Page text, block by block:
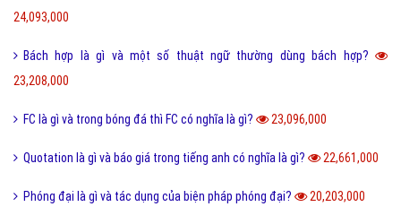
24,093,000
Bách hợp là gì và một số thuật ngữ thường dùng bách hợp?
23,208,000
FC là gì và trong bóng đá thì FC có nghĩa là gì? 23,096,000
Quotation là gì và báo giá trong tiếng anh có nghĩa là gì? 22,661,000
Phóng đại là gì và tác dụng của biện pháp phóng đại? 20,203,000